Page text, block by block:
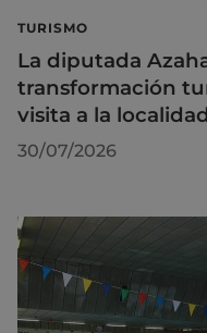
TURISMO
La diputada
transformación
visita a la localidad
30/07/2026